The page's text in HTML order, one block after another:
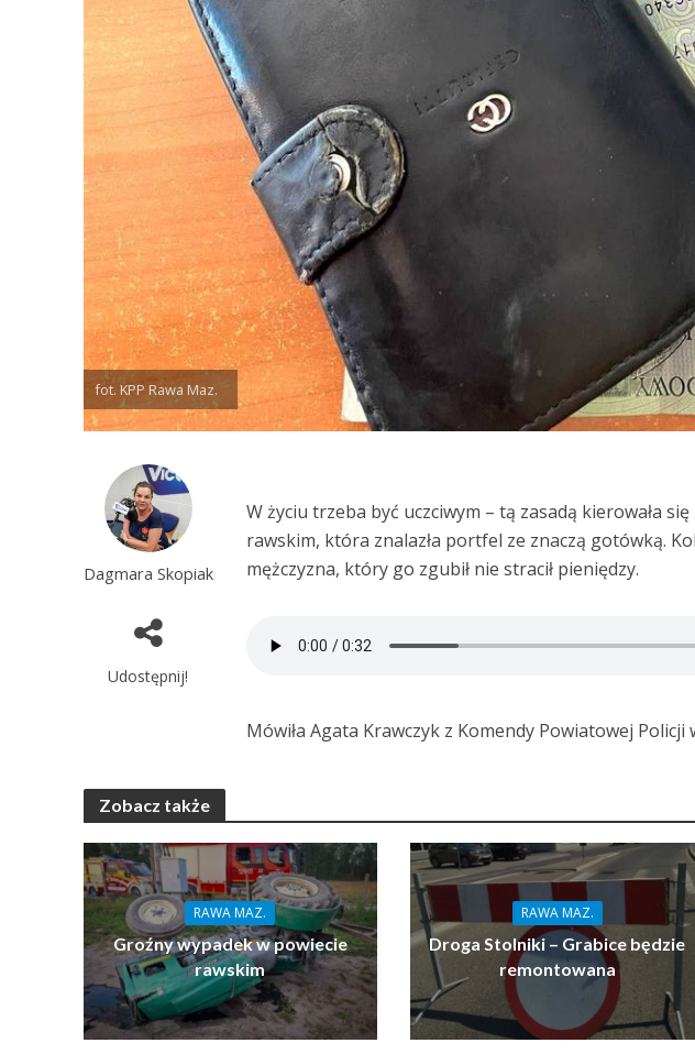
fot. KPP Rawa Maz.
Dagmara Skopiak
Udostępnij!
W życiu trzeba być uczciwym – tą zasadą kierowała
rawskim, która znalazła portfel ze znaczą gotówką.
mężczyzna, który go zgubił nie stracił pieniędzy.
Mówiła Agata Krawczyk z Komendy Powiatowej Policji
Zobacz także
RAWA MAZ.
Groźny wypadek w powiecie
rawskim
RAWA MAZ.
Droga Stolniki – Grabice będzie
remontowana